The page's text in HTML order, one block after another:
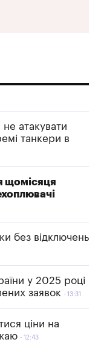
атакувати
танкери в
щомісяця
без відключень
у 2025 році
заявок
13:31
ціни на
12:43